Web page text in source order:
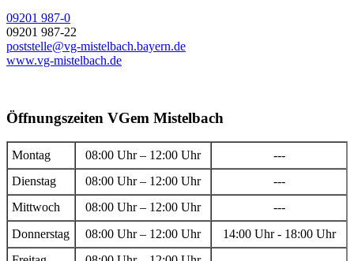
09201 987-0
09201 987-22
poststelle@vg-mistelbach.bayern.de
www.vg-mistelbach.de
Öffnungszeiten VGem Mistelbach
Montag 08:00 Uhr – 12:00 Uhr
---
Dienstag
08:00 Uhr – 12:00 Uhr
---
Mittwoch
08:00 Uhr – 12:00 Uhr
---
Donnerstag
08:00 Uhr – 12:00 Uhr
14:00 Uhr - 18:00 Uhr